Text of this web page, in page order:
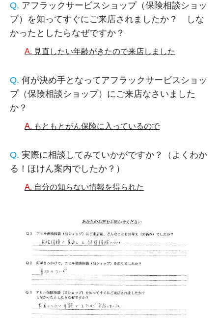
アフラックサービスショップ（保険相談ショッ
プ）を知ってすぐにご来店されましたか？ しな
かったとしたらなぜですか？
見直したい年齢がきたので来店しました
何が決め手となってアフラックサービスショッ
プ（保険相談ショップ）にご来店なさいました
か？
もともとがん保険に入っているので
実際に相談してみていかがですか？（よくわか
る！ほけん案内でしたか？）
自分の知らない情報を得られた